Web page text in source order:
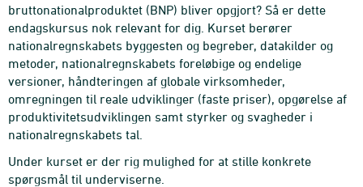
bruttonationalproduktet (BNP) bliver opgjort? Så er dette
endagskursus nok relevant for dig. Kurset berører
nationalregnskabets byggesten og begreber, datakilder og
metoder, nationalregnskabets foreløbige og endelige
versioner, håndteringen af globale virksomheder,
omregningen til reale udviklinger (faste priser), opgørelse af
produktivitetsudviklingen samt styrker og svagheder i
nationalregnskabets tal.
Under kurset er der rig mulighed for at stille konkrete
spørgsmål til underviserne.